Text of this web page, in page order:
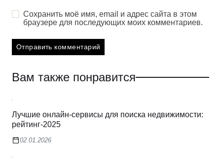
Сохранить моё имя, email и адрес сайта в этом
браузере для последующих моих комментариев.
Вам также понравится
Лучшие онлайн-сервисы для поиска недвижимости:
рейтинг-2025
02.01.2026